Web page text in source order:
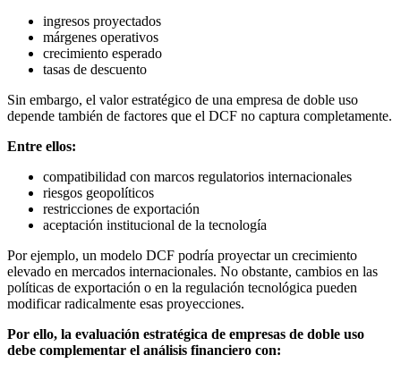
ingresos proyectados
márgenes operativos
crecimiento esperado
tasas de descuento
Sin embargo, el valor estratégico de una empresa de doble uso
depende también de factores que el DCF no captura completamente.
Entre ellos:
compatibilidad con marcos regulatorios internacionales
riesgos geopolíticos
restricciones de exportación
aceptación institucional de la tecnología
Por ejemplo, un modelo DCF podría proyectar un crecimiento
elevado en mercados internacionales. No obstante, cambios en las
políticas de exportación o en la regulación tecnológica pueden
modificar radicalmente esas proyecciones.
Por ello, la evaluación estratégica de empresas de doble uso
debe complementar el análisis financiero con: